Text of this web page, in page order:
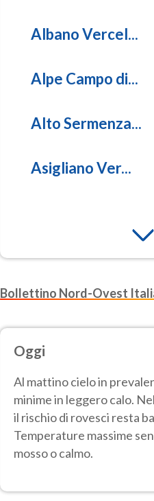
Albano Vercel...
Alpe Campo di...
Alto Sermenza...
Asigliano Ver...
Bollettino Nord-Ovest
Oggi
Al mattino cielo in
minime in leggero calo.
il rischio di rovesci resta
Temperature massime
mosso o calmo.